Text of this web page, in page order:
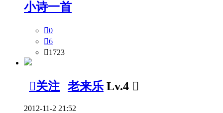
小诗一首
0
6
1723
关注 老来乐 Lv.4 
2012-11-2 21:52